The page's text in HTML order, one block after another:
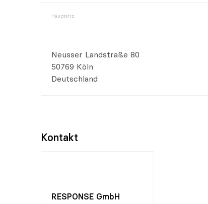
Hauptsitz
Neusser Landstraße 80
50769 Köln
Deutschland
Kontakt
RESPONSE GmbH